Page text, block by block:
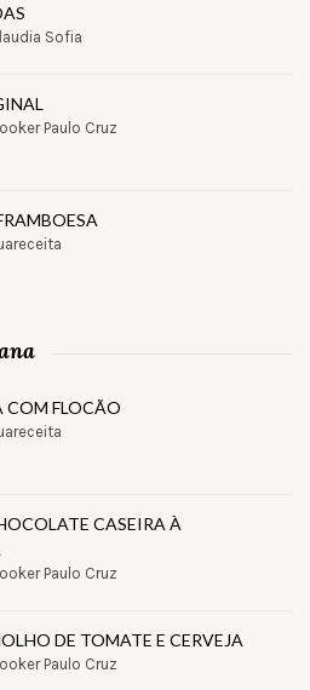
Sofia
Paulo Cruz
COM FLOCÃO
CASEIRA À
Paulo Cruz
DE TOMATE E CERVEJA
Paulo Cruz